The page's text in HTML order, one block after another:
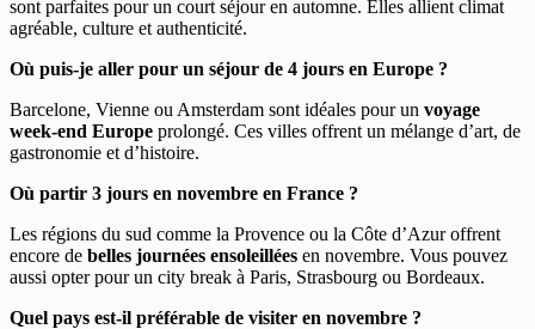
sont parfaites pour un court séjour en automne. Elles allient climat
agréable, culture et authenticité.
Où puis-je aller pour un séjour de 4 jours en Europe ?
Barcelone, Vienne ou Amsterdam sont idéales pour un voyage
week-end Europe prolongé. Ces villes offrent un mélange d’art, de
gastronomie et d’histoire.
Où partir 3 jours en novembre en France ?
Les régions du sud comme la Provence ou la Côte d’Azur offrent
encore de belles journées ensoleillées en novembre. Vous pouvez
aussi opter pour un city break à Paris, Strasbourg ou Bordeaux.
Quel pays est-il préférable de visiter en novembre ?